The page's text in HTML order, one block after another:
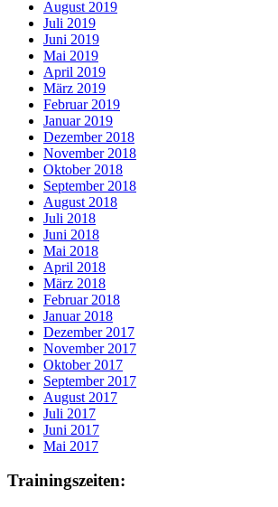
August 2019
Juli 2019
Juni 2019
Mai 2019
April 2019
März 2019
Februar 2019
Januar 2019
Dezember 2018
November 2018
Oktober 2018
September 2018
August 2018
Juli 2018
Juni 2018
Mai 2018
April 2018
März 2018
Februar 2018
Januar 2018
Dezember 2017
November 2017
Oktober 2017
September 2017
August 2017
Juli 2017
Juni 2017
Mai 2017
Trainingszeiten: